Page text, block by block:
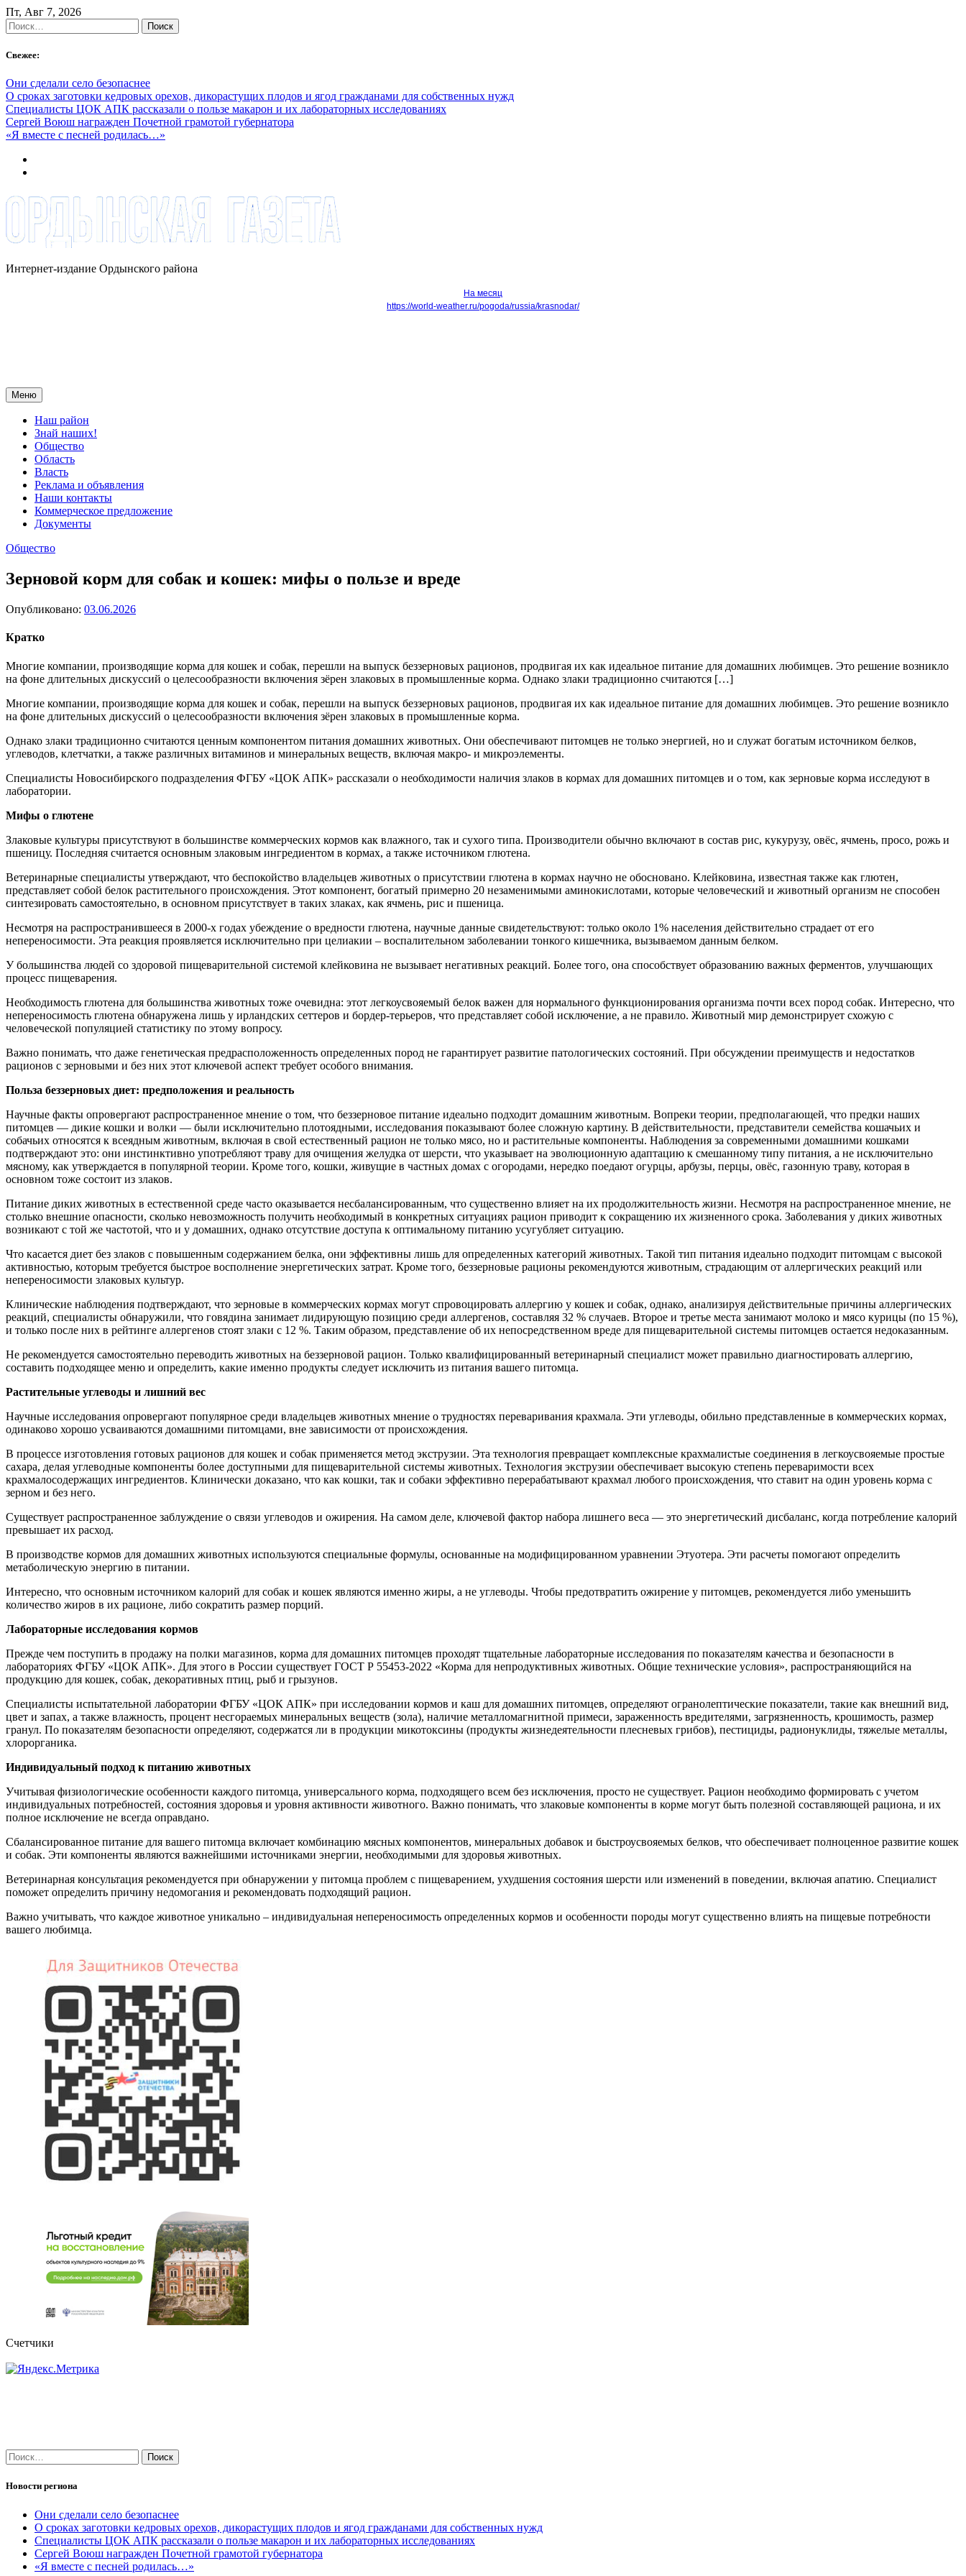
Skip
to
content
Пт, Авг 7, 2026
Найти:
Свежее:
Они сделали село безопаснее
О сроках заготовки кедровых орехов, дикорастущих плодов и ягод гражданами для собственных нужд
Специалисты ЦОК АПК рассказали о пользе макарон и их лабораторных исследованиях
Сергей Воюш награжден Почетной грамотой губернатора
«Я вместе с песней родилась…»
Интернет-издание Ордынского района
На месяц
https://world-weather.ru/pogoda/russia/krasnodar/
Меню
Наш район
Знай наших!
Общество
Область
Власть
Реклама и объявления
Наши контакты
Коммерческое предложение
Документы
Общество
Зерновой корм для собак и кошек: мифы о пользе и вреде
Опубликовано: 03.06.2026
Кратко
Многие компании, производящие корма для кошек и собак, перешли на выпуск беззерновых рационов, продвигая их как идеальное питание для домашних любимцев. Это решение возникло
на фоне длительных дискуссий о целесообразности включения зёрен злаковых в промышленные корма. Однако злаки традиционно считаются […]
Многие компании, производящие корма для кошек и собак, перешли на выпуск беззерновых рационов, продвигая их как идеальное питание для домашних любимцев. Это решение возникло
на фоне длительных дискуссий о целесообразности включения зёрен злаковых в промышленные корма.
Однако злаки традиционно считаются ценным компонентом питания домашних животных. Они обеспечивают питомцев не только энергией, но и служат богатым источником белков,
углеводов, клетчатки, а также различных витаминов и минеральных веществ, включая макро- и микроэлементы.
Специалисты Новосибирского подразделения ФГБУ «ЦОК АПК» рассказали о необходимости наличия злаков в кормах для домашних питомцев и о том, как зерновые корма исследуют в
лаборатории.
Мифы о глютене
Злаковые культуры присутствуют в большинстве коммерческих кормов как влажного, так и сухого типа. Производители обычно включают в состав рис, кукурузу, овёс, ячмень, просо, рожь и
пшеницу. Последняя считается основным злаковым ингредиентом в кормах, а также источником глютена.
Ветеринарные специалисты утверждают, что беспокойство владельцев животных о присутствии глютена в кормах научно не обосновано. Клейковина, известная также как глютен,
представляет собой белок растительного происхождения. Этот компонент, богатый примерно 20 незаменимыми аминокислотами, которые человеческий и животный организм не способен
синтезировать самостоятельно, в основном присутствует в таких злаках, как ячмень, рис и пшеница.
Несмотря на распространившееся в 2000-х годах убеждение о вредности глютена, научные данные свидетельствуют: только около 1% населения действительно страдает от его
непереносимости. Эта реакция проявляется исключительно при целиакии – воспалительном заболевании тонкого кишечника, вызываемом данным белком.
У большинства людей со здоровой пищеварительной системой клейковина не вызывает негативных реакций. Более того, она способствует образованию важных ферментов, улучшающих
процесс пищеварения.
Необходимость глютена для большинства животных тоже очевидна: этот легкоусвояемый белок важен для нормального функционирования организма почти всех пород собак. Интересно, что
непереносимость глютена обнаружена лишь у ирландских сеттеров и бордер-терьеров, что представляет собой исключение, а не правило. Животный мир демонстрирует схожую с
человеческой популяцией статистику по этому вопросу.
Важно понимать, что даже генетическая предрасположенность определенных пород не гарантирует развитие патологических состояний. При обсуждении преимуществ и недостатков
рационов с зерновыми и без них этот ключевой аспект требует особого внимания.
Польза беззерновых диет: предположения и реальность
Научные факты опровергают распространенное мнение о том, что беззерновое питание идеально подходит домашним животным. Вопреки теории, предполагающей, что предки наших
питомцев — дикие кошки и волки — были исключительно плотоядными, исследования показывают более сложную картину. В действительности, представители семейства кошачьих и
собачьих относятся к всеядным животным, включая в свой естественный рацион не только мясо, но и растительные компоненты. Наблюдения за современными домашними кошками
подтверждают это: они инстинктивно употребляют траву для очищения желудка от шерсти, что указывает на эволюционную адаптацию к смешанному типу питания, а не исключительно
мясному, как утверждается в популярной теории. Кроме того, кошки, живущие в частных домах с огородами, нередко поедают огурцы, арбузы, перцы, овёс, газонную траву, которая в
основном тоже состоит из злаков.
Питание диких животных в естественной среде часто оказывается несбалансированным, что существенно влияет на их продолжительность жизни. Несмотря на распространенное мнение, не
столько внешние опасности, сколько невозможность получить необходимый в конкретных ситуациях рацион приводит к сокращению их жизненного срока. Заболевания у диких животных
возникают с той же частотой, что и у домашних, однако отсутствие доступа к оптимальному питанию усугубляет ситуацию.
Что касается диет без злаков с повышенным содержанием белка, они эффективны лишь для определенных категорий животных. Такой тип питания идеально подходит питомцам с высокой
активностью, которым требуется быстрое восполнение энергетических затрат. Кроме того, беззерновые рационы рекомендуются животным, страдающим от аллергических реакций или
непереносимости злаковых культур.
Клинические наблюдения подтверждают, что зерновые в коммерческих кормах могут спровоцировать аллергию у кошек и собак, однако, анализируя действительные причины аллергических
реакций, специалисты обнаружили, что говядина занимает лидирующую позицию среди аллергенов, составляя 32 % случаев. Второе и третье места занимают молоко и мясо курицы (по 15 %),
и только после них в рейтинге аллергенов стоят злаки с 12 %. Таким образом, представление об их непосредственном вреде для пищеварительной системы питомцев остается недоказанным.
Не рекомендуется самостоятельно переводить животных на беззерновой рацион. Только квалифицированный ветеринарный специалист может правильно диагностировать аллергию,
составить подходящее меню и определить, какие именно продукты следует исключить из питания вашего питомца.
Растительные углеводы и лишний вес
Научные исследования опровергают популярное среди владельцев животных мнение о трудностях переваривания крахмала. Эти углеводы, обильно представленные в коммерческих кормах,
одинаково хорошо усваиваются домашними питомцами, вне зависимости от происхождения.
В процессе изготовления готовых рационов для кошек и собак применяется метод экструзии. Эта технология превращает комплексные крахмалистые соединения в легкоусвояемые простые
сахара, делая углеводные компоненты более доступными для пищеварительной системы животных. Технология экструзии обеспечивает высокую степень переваримости всех
крахмалосодержащих ингредиентов. Клинически доказано, что как кошки, так и собаки эффективно перерабатывают крахмал любого происхождения, что ставит на один уровень корма с
зерном и без него.
Существует распространенное заблуждение о связи углеводов и ожирения. На самом деле, ключевой фактор набора лишнего веса — это энергетический дисбаланс, когда потребление калорий
превышает их расход.
В производстве кормов для домашних животных используются специальные формулы, основанные на модифицированном уравнении Этуотера. Эти расчеты помогают определить
метаболическую энергию в питании.
Интересно, что основным источником калорий для собак и кошек являются именно жиры, а не углеводы. Чтобы предотвратить ожирение у питомцев, рекомендуется либо уменьшить
количество жиров в их рационе, либо сократить размер порций.
Лабораторные исследования кормов
Прежде чем поступить в продажу на полки магазинов, корма для домашних питомцев проходят тщательные лабораторные исследования по показателям качества и безопасности в
лабораториях ФГБУ «ЦОК АПК». Для этого в России существует ГОСТ Р 55453-2022 «Корма для непродуктивных животных. Общие технические условия», распространяющийся на
продукцию для кошек, собак, декоративных птиц, рыб и грызунов.
Специалисты испытательной лаборатории ФГБУ «ЦОК АПК» при исследовании кормов и каш для домашних питомцев, определяют огранолептические показатели, такие как внешний вид,
цвет и запах, а также влажность, процент несгораемых минеральных веществ (зола), наличие металломагнитной примеси, зараженность вредителями, загрязненность, крошимость, размер
гранул. По показателям безопасности определяют, содержатся ли в продукции микотоксины (продукты жизнедеятельности плесневых грибов), пестициды, радионуклиды, тяжелые металлы,
хлорорганика.
Индивидуальный подход к питанию животных
Учитывая физиологические особенности каждого питомца, универсального корма, подходящего всем без исключения, просто не существует. Рацион необходимо формировать с учетом
индивидуальных потребностей, состояния здоровья и уровня активности животного. Важно понимать, что злаковые компоненты в корме могут быть полезной составляющей рациона, и их
полное исключение не всегда оправдано.
Сбалансированное питание для вашего питомца включает комбинацию мясных компонентов, минеральных добавок и быстроусвояемых белков, что обеспечивает полноценное развитие кошек
и собак. Эти компоненты являются важнейшими источниками энергии, необходимыми для здоровья животных.
Ветеринарная консультация рекомендуется при обнаружении у питомца проблем с пищеварением, ухудшения состояния шерсти или изменений в поведении, включая апатию. Специалист
поможет определить причину недомогания и рекомендовать подходящий рацион.
Важно учитывать, что каждое животное уникально – индивидуальная непереносимость определенных кормов и особенности породы могут существенно влиять на пищевые потребности
вашего любимца.
Счетчики
Найти:
Новости региона
Они сделали село безопаснее
О сроках заготовки кедровых орехов, дикорастущих плодов и ягод гражданами для собственных нужд
Специалисты ЦОК АПК рассказали о пользе макарон и их лабораторных исследованиях
Сергей Воюш награжден Почетной грамотой губернатора
«Я вместе с песней родилась…»